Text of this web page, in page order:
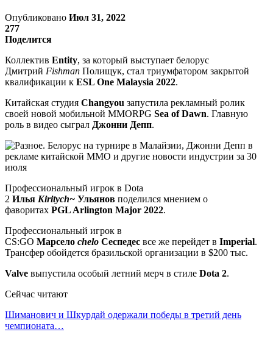
Опубликовано Июл 31, 2022
277
Поделится
Коллектив Entity, за который выступает белорус
Дмитрий Fishman Полищук, стал триумфатором закрытой
квалификации к ESL One Malaysia 2022.
Китайская студия Changyou запустила рекламный ролик
своей новой мобильной MMORPG Sea of Dawn. Главную
роль в видео сыграл Джонни Депп.
Профессиональный игрок в Dota
2 Илья Kiritych~ Ульянов поделился мнением о
фаворитах PGL Arlington Major 2022.
Профессиональный игрок в
CS:GO Марсело chelo Сеспедес все же перейдет в Imperial.
Трансфер обойдется бразильской организации в $200 тыс.
Valve выпустила особый летний мерч в стиле Dota 2.
Сейчас читают
Шиманович и Шкурдай одержали победы в третий день
чемпионата…